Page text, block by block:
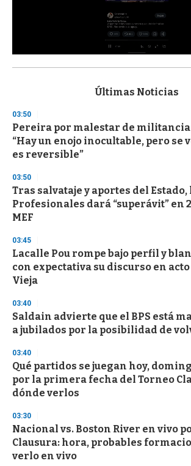
s
d
s
o
3
s
e
c
o
n
Últimas Noticias
03:50
Pereira por malestar de militancia
“Hay un enojo inocultable, pero se
es reversible”
03:50
Tras salvataje y aportes del Estado,
Profesionales dará “superávit” en
MEF
03:45
Lacalle Pou rompe bajo perfil y
con expectativa su discurso en
Vieja
03:40
Saldain advierte que el BPS está
a jubilados por la posibilidad de
03:40
Qué partidos se juegan hoy,
por la primera fecha del Torneo
dónde verlos
03:30
Nacional vs. Boston River en vivo
Clausura: hora, probables
verlo en vivo